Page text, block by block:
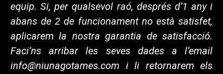
equip. Si, per qualsevol raó, després d’1 any i
abans de 2 de funcionament no està satisfet,
aplicarem la nostra garantia de satisfacció.
Faci’ns arribar les seves dades a l’email
info@niunagotames.com i li retornarem els